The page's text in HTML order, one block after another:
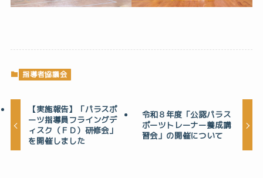
指導者協議会
【実施報告】「パラスポ
ーツ指導員フライングデ
ィスク（ＦＤ）研修会」
を開催しました
令和８年度「公認パラス
ポーツトレーナー養成講
習会」の開催について